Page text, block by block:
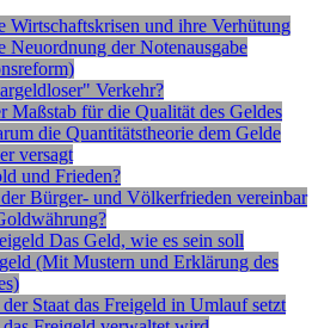
Wirtschaftskrisen und ihre Verhütung
Neuordnung der Notenausgabe
Verkehr?
Maßstab für die Qualität des Geldes
die Quantitätstheorie dem Gelde
versagt
und Frieden?
Bürger- und Völkerfrieden vereinbar
Das Geld, wie es sein soll
(Mit Mustern und Erklärung des
Staat das Freigeld in Umlauf setzt